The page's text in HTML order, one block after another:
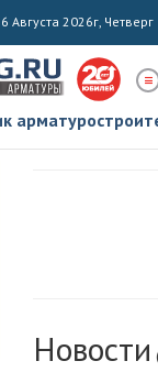
6 Августа 2026г, Четверг
Новости